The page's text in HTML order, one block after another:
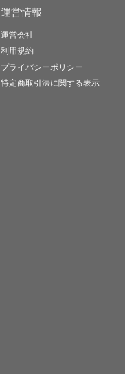
運営情報
運営会社
利用規約
プライバシーポリシー
特定商取引法に関する表示